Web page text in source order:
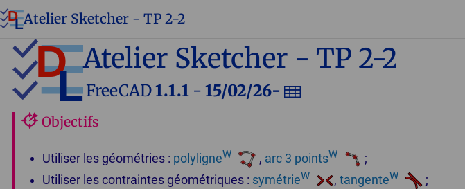
Atelier Sketcher - TP 2-2
Atelier Sketcher - TP 2-2
FreeCAD1.1.1 -15/02/26-
Objectifs
Utiliser les géométries : polyligneW , arc 3 pointsW
;
Utiliser les contraintes géométriques : symétrieW , tangenteW ;